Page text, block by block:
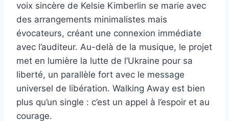
voix sincère de Kelsie Kimberlin se marie avec
des arrangements minimalistes mais
évocateurs, créant une connexion immédiate
avec l’auditeur. Au-delà de la musique, le projet
met en lumière la lutte de l’Ukraine pour sa
liberté, un parallèle fort avec le message
universel de libération. Walking Away est bien
plus qu’un single : c’est un appel à l’espoir et au
courage.